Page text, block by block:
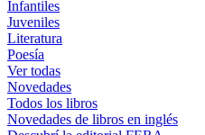
Infantiles
Juveniles
Literatura
Poesía
Ver todas
Novedades
Todos los libros
Novedades de libros en inglés